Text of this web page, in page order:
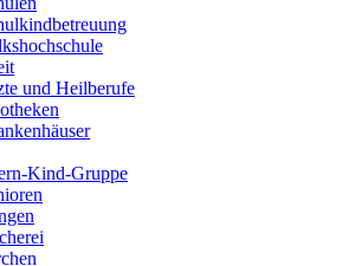
und Heilberufe
Kind-Gruppe